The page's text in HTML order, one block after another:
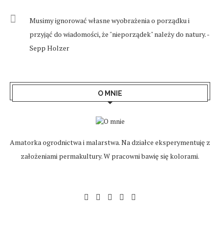
Musimy ignorować własne wyobrażenia o porządku i
przyjąć do wiadomości, że "nieporządek" należy do natury. -
Sepp Holzer
O MNIE
Amatorka ogrodnictwa i malarstwa. Na działce eksperymentuję z
założeniami permakultury. W pracowni bawię się kolorami.